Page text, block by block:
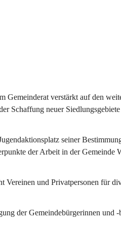
Gemeinderat verstärkt auf den
Schaffung neuer
seiner
der Arbeit in der
Vereinen und Privatpersonen für
der Gemeindebürgerinnen und -